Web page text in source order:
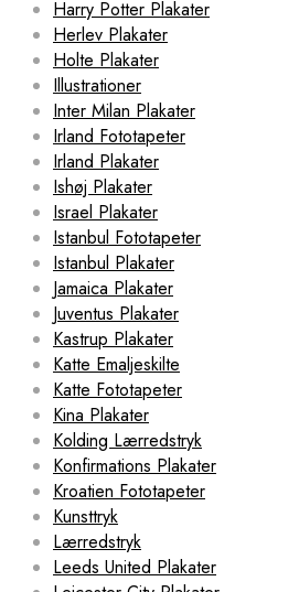
Harry Potter Plakater
Herlev Plakater
Holte Plakater
Illustrationer
Inter Milan Plakater
Irland Fototapeter
Irland Plakater
Ishøj Plakater
Israel Plakater
Istanbul Fototapeter
Istanbul Plakater
Jamaica Plakater
Juventus Plakater
Kastrup Plakater
Katte Emaljeskilte
Katte Fototapeter
Kina Plakater
Kolding Lærredstryk
Konfirmations Plakater
Kroatien Fototapeter
Kunsttryk
Lærredstryk
Leeds United Plakater